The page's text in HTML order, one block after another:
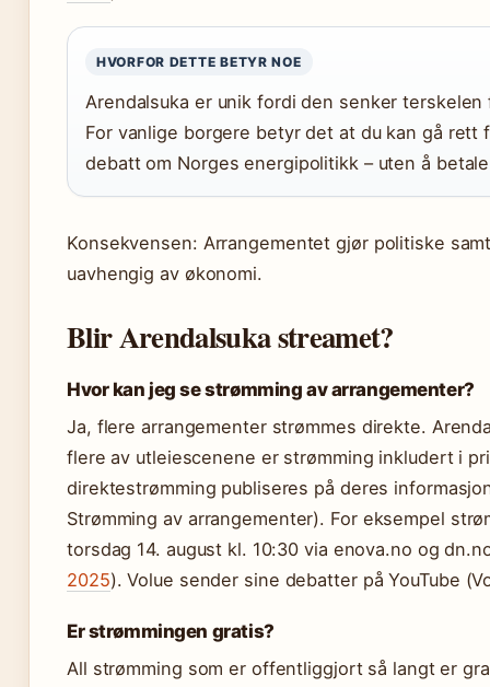
HVORFOR DETTE BETYR NOE
Arendalsuka er unik fordi den senker
For vanlige borgere betyr det at du kan gå rett
debatt om Norges energipolitikk – uten å
Konsekvensen: Arrangementet gjør politiske
uavhengig av økonomi.
Blir Arendalsuka streamet?
Hvor kan jeg se strømming av arrangementer?
Ja, flere arrangementer strømmes direkte.
flere av utleiescenene er strømming inkludert i
direktestrømming publiseres på deres
Strømming av arrangementer). For eksempel
torsdag 14. august kl. 10:30 via enova.no og
2025). Volue sender sine debatter på YouTube
Er strømmingen gratis?
All strømming som er offentliggjort så langt er